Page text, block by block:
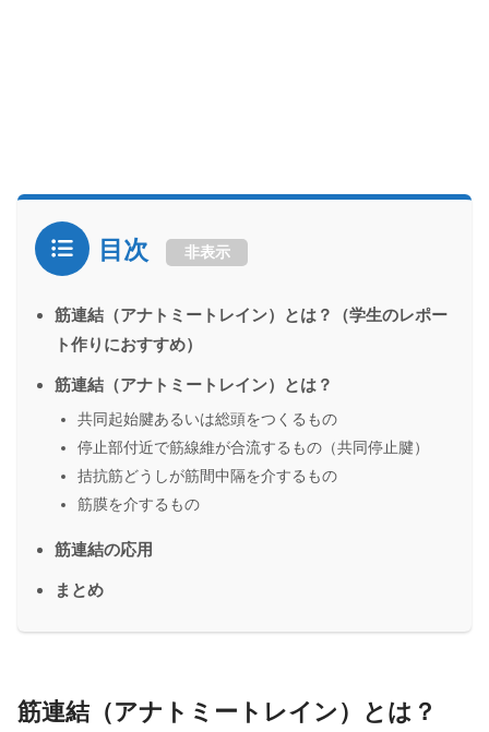
目次 非表示
筋連結（アナトミートレイン）とは？（学生のレポー
ト作りにおすすめ）
筋連結（アナトミートレイン）とは？
共同起始腱あるいは総頭をつくるもの
停止部付近で筋線維が合流するもの（共同停止腱）
拮抗筋どうしが筋間中隔を介するもの
筋膜を介するもの
筋連結の応用
まとめ
筋連結（アナトミートレイン）とは？